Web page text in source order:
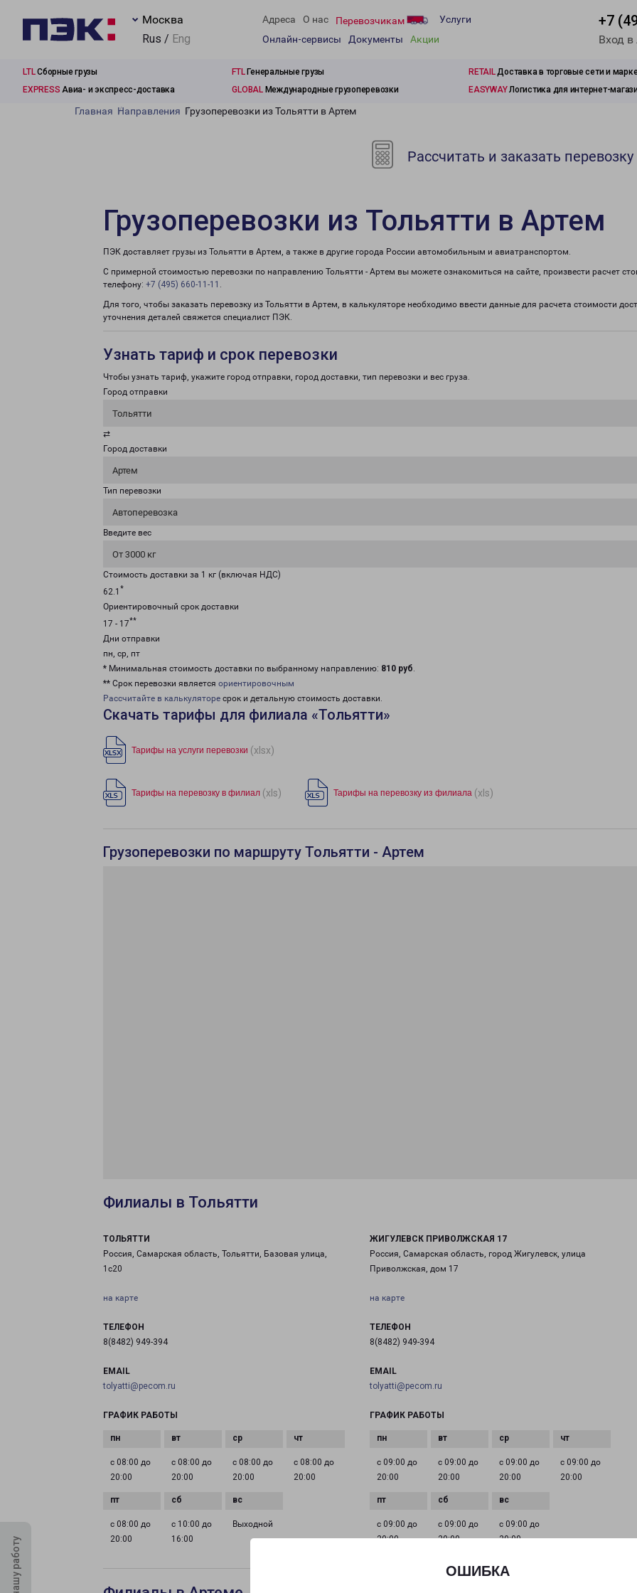
ОШИБКА
Москва
Rus / Eng
Адреса О нас Перевозчикам
Услуги
Онлайн-сервисы
Документы Акции
+7
Вход
LTLСборные грузы FTLГенеральные грузы RETAILДоставка в торговые сети и
EXPRESS Авиа- и экспресс-доставка GLOBALМеждународные грузоперевозки EASYWAYЛогистика для интернет-
Главная Направления Грузоперевозки из Тольятти в Артем
Рассчитать и заказать перевозку
Грузоперевозки из Тольятти в Артем
ПЭК доставляет грузы из Тольятти в Артем, а также в другие города России автомобильным и авиатранспортом.
С примерной стоимостью перевозки по направлению Тольятти - Артем вы можете ознакомиться на сайте, произвести расчет
телефону: +7 (495) 660-11-11 .
Для того, чтобы заказать перевозку из Тольятти в Артем, в калькуляторе необходимо ввести данные для расчета стоимости
уточнения деталей свяжется специалист ПЭК.
Узнать тариф и срок перевозки
Чтобы узнать тариф, укажите город отправки, город доставки, тип перевозки и вес груза.
Город отправки
Тольятти
⇄
Город доставки
Артем
Тип перевозки
Автоперевозка
Введите вес
От 3000 кг
Стоимость доставки за 1 кг (включая НДС)
62.1 *
Ориентировочный срок доставки
17 - 17**
Дни отправки
пн, ср, пт
* Минимальная стоимость доставки по выбранному направлению: 810 руб.
** Срок перевозки является ориентировочным
Рассчитайте в калькуляторе срок и детальную стоимость доставки.
Скачать тарифы для филиала «Тольятти»
Тарифы на услуги перевозки (xlsx)
Тарифы на перевозку в филиал (xls) Тарифы на перевозку из филиала (xls)
Грузоперевозки по маршруту Тольятти - Артем
Филиалы в Тольятти
ТОЛЬЯТТИ
Россия, Самарская область, Тольятти, Базовая улица,
1с20
на карте
ТЕЛЕФОН
8(8482) 949-394
EMAIL
tolyatti@pecom.ru
ГРАФИК РАБОТЫ
с 08:00 до
20:00
с 08:00 до
20:00
с 08:00 до
20:00
с 08:00 до
20:00
с 08:00 до
20:00
с 10:00 до
16:00
Выходной
ЖИГУЛЕВСК ПРИВОЛЖСКАЯ 17
Россия, Самарская область, город Жигулевск, улица
Приволжская, дом 17
на карте
ТЕЛЕФОН
8(8482) 949-394
EMAIL
tolyatti@pecom.ru
ГРАФИК РАБОТЫ
с 09:00 до
20:00
с 09:00 до
20:00
с 09:00 до
20:00
с 09:00 до
20:00
с 09:00 до
20:00
с 09:00 до
20:00
с 09:00 до
20:00